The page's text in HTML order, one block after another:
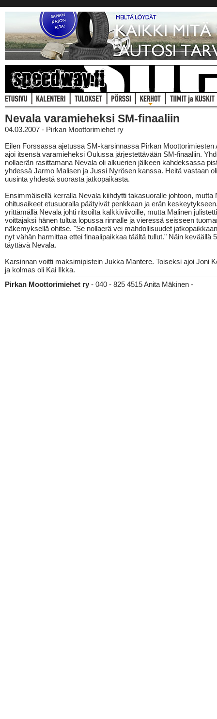
Nevala varamieheksi SM-finaaliin
04.03.2007 - Pirkan Moottorimiehet ry
Eilen Forssassa ajetussa SM-karsinnassa Pirkan Moottorimiesten
ajoi itsensä varamieheksi Oulussa järjestettävään SM-finaaliin.
nollaerän rasittamana Nevala oli alkuerien jälkeen kahdeksassa
yhdessä Jarmo Malisen ja Jussi Nyrösen kanssa. Heitä vastaan
uusinta yhdestä suorasta jatkopaikasta.
Ensimmäisellä kerralla Nevala kiihdytti takasuoralle johtoon, mutta
ohitusaikeet etusuoralla päätyivät penkkaan ja erän
yrittämällä Nevala johti ritsoilta kalkkiviivoille, mutta Malinen
voittajaksi hänen tultua lopussa rinnalle ja vieressä seisseen
näkemyksellä ohitse. "Se nollaerä vei mahdollisuudet
nyt vähän harmittaa ettei finaalipaikkaa täältä tullut." Näin keväällä
täyttävä Nevala.
Karsinnan voitti maksimipistein Jukka Mantere. Toiseksi ajoi Joni
ja kolmas oli Kai Ilkka.
Pirkan Moottorimiehet ry - 040 - 825 4515 Anita Mäkinen -